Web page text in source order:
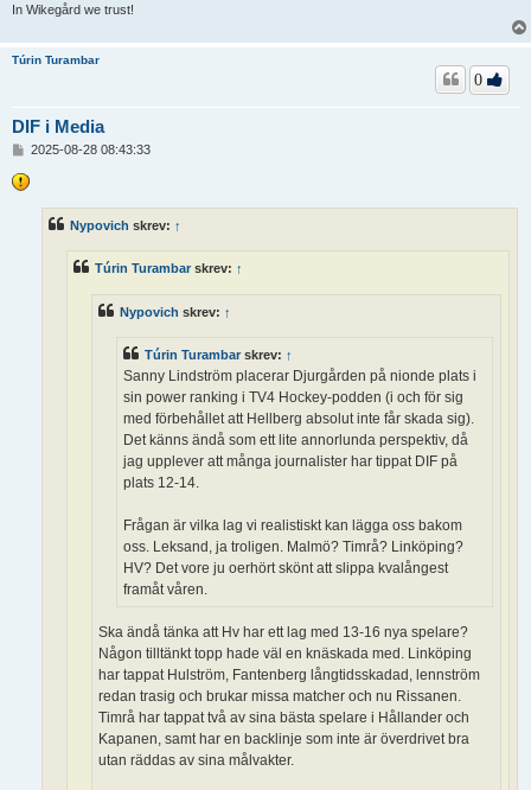
In Wikegård we trust!
Túrin Turambar
DIF i Media
0
l
ä
2025-08-28 08:43:33
Nypovich skrev: ↑
Túrin Turambarskrev: ↑
Nypovich skrev: ↑
Túrin Turambar skrev: ↑
Sanny Lindström placerar Djurgården på nionde plats i
sin power ranking i TV4 Hockey-podden (i och för sig
med förbehållet att Hellberg absolut inte får skada sig).
Det känns ändå som ett lite annorlunda perspektiv, då
jag upplever att många journalister har tippat DIF på
plats 12-14.
Frågan är vilka lag vi realistiskt kan lägga oss bakom
oss. Leksand, ja troligen. Malmö? Timrå? Linköping?
HV? Det vore ju oerhört skönt att slippa kvalångest
framåt våren.
Ska ändå tänka att Hv har ett lag med 13-16 nya spelare?
Någon tilltänkt topp hade väl en knäskada med. Linköping
har tappat Hulström, Fantenberg långtidsskadad, lennström
redan trasig och brukar missa matcher och nu Rissanen.
Timrå har tappat två av sina bästa spelare i Hållander och
Kapanen, samt har en backlinje som inte är överdrivet bra
utan räddas av sina målvakter.